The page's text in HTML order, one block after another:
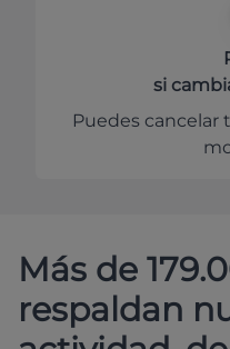
si
Puedes
Más de
respaldan